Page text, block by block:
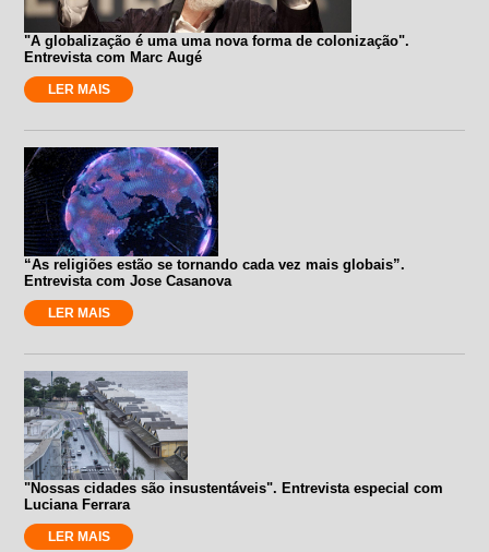
"A globalização é uma uma nova forma de colonização".
Entrevista com Marc Augé
LER MAIS
“As religiões estão se tornando cada vez mais globais”.
Entrevista com Jose Casanova
LER MAIS
"Nossas cidades são insustentáveis". Entrevista especial com
Luciana Ferrara
LER MAIS